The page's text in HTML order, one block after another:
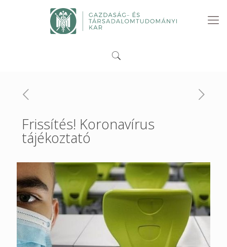
Frissítés! Koronavírus
tájékoztató